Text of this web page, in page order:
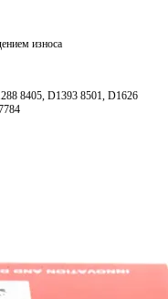
износа
8405, D1393 8501, D1626